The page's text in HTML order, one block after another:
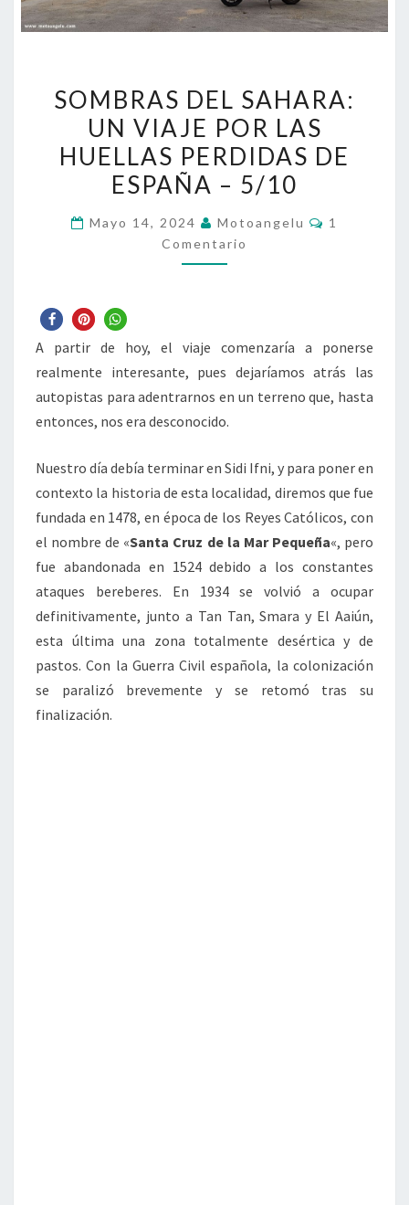
DEL
SAHARA:
UN
VIAJE
LAS
HUELLAS
–
5/10
SOMBRAS DEL SAHARA:
UN VIAJE POR LAS
HUELLAS PERDIDAS DE
ESPAÑA – 5/10
Mayo 14, 2024 Motoangelu
1
Comentario
A partir de hoy, el viaje comenzaría a ponerse
realmente interesante, pues dejaríamos atrás las
autopistas para adentrarnos en un terreno que, hasta
entonces, nos era desconocido.
Nuestro día debía terminar en Sidi Ifni, y para poner en
contexto la historia de esta localidad, diremos que fue
fundada en 1478, en época de los Reyes Católicos, con
el nombre de «Santa Cruz de la Mar Pequeña«, pero
fue abandonada en 1524 debido a los constantes
ataques bereberes. En 1934 se volvió a ocupar
definitivamente, junto a Tan Tan, Smara y El Aaiún,
esta última una zona totalmente desértica y de
pastos. Con la Guerra Civil española, la colonización
se paralizó brevemente y se retomó tras su
finalización.